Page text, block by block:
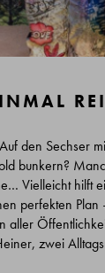
den Sechser
bunkern?
Vielleicht hilft
perfekten
aller
zwei